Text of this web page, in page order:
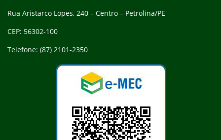
Rua Aristarco Lopes, 240 – Centro – Petrolina/PE
CEP: 56302-100
Telefone: (87) 2101-2350